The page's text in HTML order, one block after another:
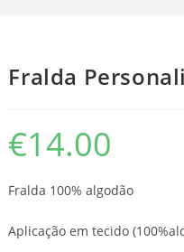
Fralda
€14.00
Fralda 100% algodão
Aplicação em tecido